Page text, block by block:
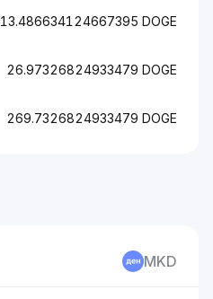
MKD
13.486634124667395 DOGE
26.97326824933479 DOGE
269.7326824933479 DOGE